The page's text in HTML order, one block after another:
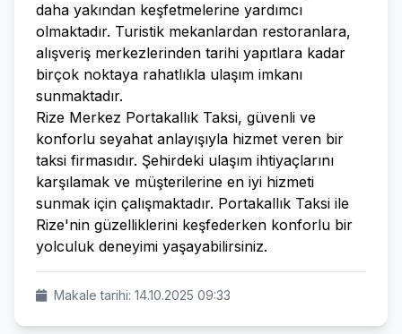
daha yakından keşfetmelerine yardımcı
olmaktadır. Turistik mekanlardan restoranlara,
alışveriş merkezlerinden tarihi yapıtlara kadar
birçok noktaya rahatlıkla ulaşım imkanı
sunmaktadır.
Rize Merkez Portakallık Taksi, güvenli ve
konforlu seyahat anlayışıyla hizmet veren bir
taksi firmasıdır. Şehirdeki ulaşım ihtiyaçlarını
karşılamak ve müşterilerine en iyi hizmeti
sunmak için çalışmaktadır. Portakallık Taksi ile
Rize'nin güzelliklerini keşfederken konforlu bir
yolculuk deneyimi yaşayabilirsiniz.
Makale tarihi: 14.10.2025 09:33